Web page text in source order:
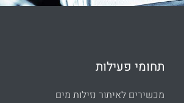
תחומי פעילות
מכשירים לאיתור נזילות מים